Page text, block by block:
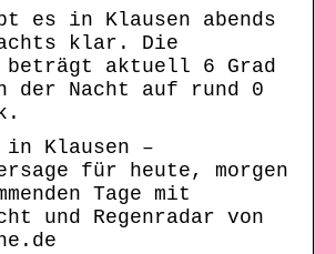
es in Klausen abends
klar. Die
beträgt aktuell 6 Grad
der Nacht auf rund 0
in Klausen –
für heute, morgen
Tage mit
und Regenradar von